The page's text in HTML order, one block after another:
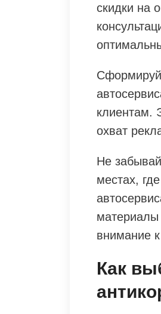
скидки на
клиентам.
охват
Не
местах,
материалы
внимание
Как